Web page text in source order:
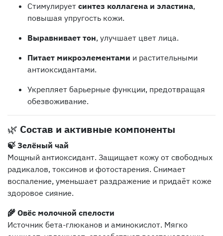
Стимулирует синтез коллагена и эластина,
повышая упругость кожи.
Выравнивает тон, улучшает цвет лица.
Питает микроэлементами и растительными
антиоксидантами.
Укрепляет барьерные функции, предотвращая
обезвоживание.
🌿 Состав и активные компоненты
🍃 Зелёный чай
Мощный антиоксидант. Защищает кожу от свободных
радикалов, токсинов и фотостарения. Снимает
воспаление, уменьшает раздражение и придаёт коже
здоровое сияние.
🌾 Овёс молочной спелости
Источник бета-глюканов и аминокислот. Мягко